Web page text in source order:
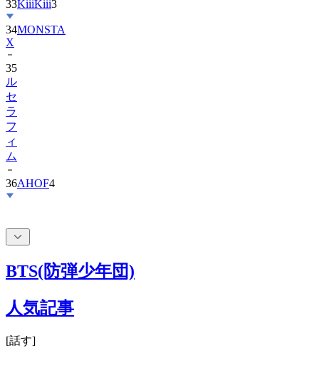
34MONSTA
X
35
ル
セ
ラ
フ
ィ
ム
36
BTS(防弾少年団)
人気記事
[話す]